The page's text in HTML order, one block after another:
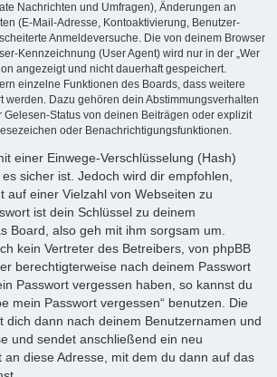
Nachrichten und Umfragen), Änderungen an
(E-Mail-Adresse, Kontoaktivierung, Benutzer-
Anmeldeversuche. Die von deinem Browser
Kennzeichnung (User Agent) wird nur in der „Wer
angezeigt und nicht dauerhaft gespeichert.
einzelne Funktionen des Boards, dass weitere
werden. Dazu gehören dein Abstimmungsverhalten
Gelesen-Status von deinen Beiträgen oder explizit
oder Benachrichtigungsfunktionen.
einer Einwege-Verschlüsselung (Hash)
sicher ist. Jedoch wird dir empfohlen,
auf einer Vielzahl von Webseiten zu
ist dein Schlüssel zu deinem
Board, also geh mit ihm sorgsam um.
kein Vertreter des Betreibers, von phpBB
berechtigterweise nach deinem Passwort
Passwort vergessen haben, so kannst du
mein Passwort vergessen“ benutzen. Die
dich dann nach deinem Benutzernamen und
und sendet anschließend ein neu
an diese Adresse, mit dem du dann auf das